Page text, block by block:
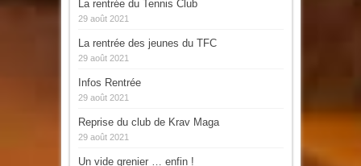
La rentrée du Tennis Club
29 août 2021
La rentrée des jeunes du TFC
29 août 2021
Infos Rentrée
29 août 2021
Reprise du club de Krav Maga
29 août 2021
Un vide grenier … enfin !